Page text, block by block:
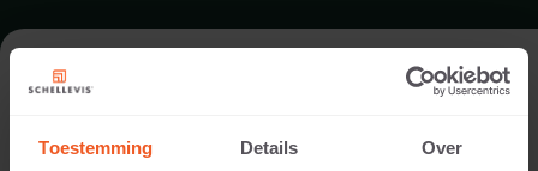
Toestemming Details Over
OPENBARE RUIMTE IN OLDEBROEK